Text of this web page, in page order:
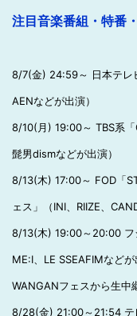
注目音楽番組・特番
8/7(金) 24:59～ 日本テレ
AENなどが出演）
8/10(月) 19:00～ TBS系
髭男dismなどが出演）
8/13(木) 17:00～ FOD「
ェス」（INI、RIIZE、
8/13(木) 19:00～20:00 フ
ME:I、LE SSEAFIMなど
WANGANフェスから生中
8/28(金) 21:00～21:54 テ